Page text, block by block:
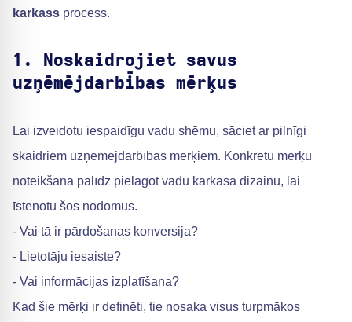
karkass process.
1. Noskaidrojiet savus
uzņēmējdarbības mērķus
Lai izveidotu iespaidīgu vadu shēmu, sāciet ar pilnīgi
skaidriem uzņēmējdarbības mērķiem. Konkrētu mērķu
noteikšana palīdz pielāgot vadu karkasa dizainu, lai
īstenotu šos nodomus.
- Vai tā ir pārdošanas konversija?
- Lietotāju iesaiste?
- Vai informācijas izplatīšana?
Kad šie mērķi ir definēti, tie nosaka visus turpmākos